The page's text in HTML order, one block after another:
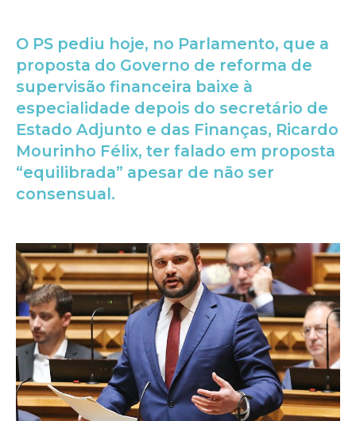
O PS pediu hoje, no Parlamento, que a
proposta do Governo de reforma de
supervisão financeira baixe à
especialidade depois do secretário de
Estado Adjunto e das Finanças, Ricardo
Mourinho Félix, ter falado em proposta
“equilibrada” apesar de não ser
consensual.